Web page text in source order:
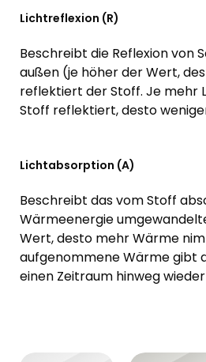
Lichtreflexion (R)
Beschreibt die Reflexion von
außen (je höher der Wert,
reflektiert der Stoff. Je mehr
Stoff reflektiert, desto
Lichtabsorption (A)
Beschreibt das vom Stoff
Wärmeenergie
Wert, desto mehr Wärme
aufgenommene Wärme gibt
einen Zeitraum hinweg